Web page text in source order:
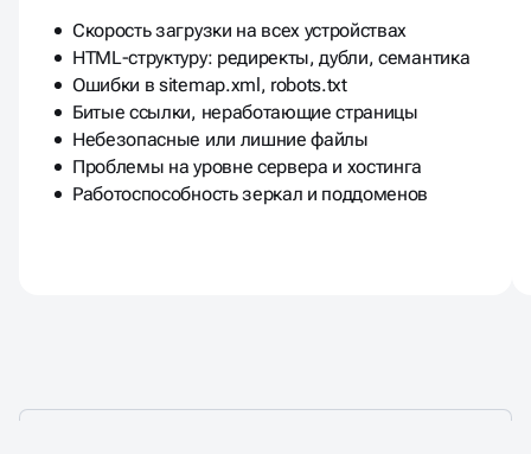
Скорость загрузки на всех устройствах
HTML-структуру: редиректы, дубли, семантика
Ошибки в sitemap.xml, robots.txt
Битые ссылки, неработающие страницы
Небезопасные или лишние файлы
Проблемы на уровне сервера и хостинга
Работоспособность зеркал и поддоменов